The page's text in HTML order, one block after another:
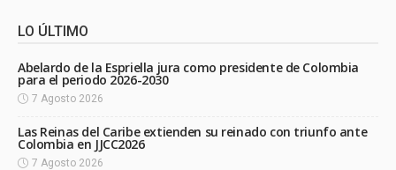
LO ÚLTIMO
Abelardo de la Espriella jura como presidente de Colombia
para el periodo 2026-2030
7 Agosto 2026
Las Reinas del Caribe extienden su reinado con triunfo ante
Colombia en JJCC2026
7 Agosto 2026